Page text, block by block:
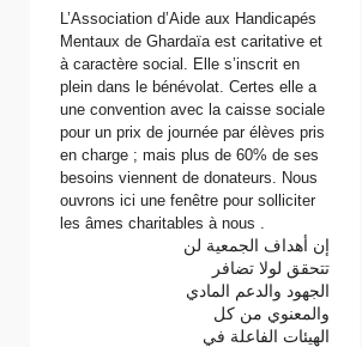
L’Association d’Aide aux Handicapés
Mentaux de Ghardaïa est caritative et
à caractère social. Elle s’inscrit en
plein dans le bénévolat. Certes elle a
une convention avec la caisse sociale
pour un prix de journée par élèves pris
en charge ; mais plus de 60% de ses
besoins viennent de donateurs. Nous
ouvrons ici une fenêtre pour solliciter
les âmes charitables à nous .
إن أهداف الجمعية لن
تتحقق لولا تضافر
الجهود والدعم المادي
والمعنوي من كل
الهيئات الفاعلة في